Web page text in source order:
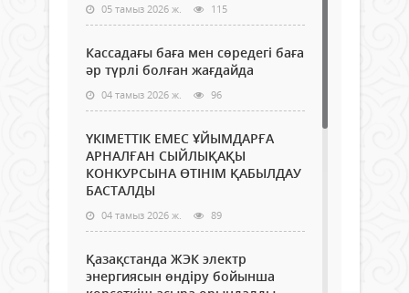
05 тамыз 2026 ж. 115
Кассадағы баға мен сөредегі баға
әр түрлі болған жағдайда
04 тамыз 2026 ж. 96
ҮКІМЕТТІК ЕМЕС ҰЙЫМДАРҒА
АРНАЛҒАН СЫЙЛЫҚАҚЫ
КОНКУРСЫНА ӨТІНІМ ҚАБЫЛДАУ
БАСТАЛДЫ
04 тамыз 2026 ж. 89
Қазақстанда ЖЭК электр
энергиясын өндіру бойынша